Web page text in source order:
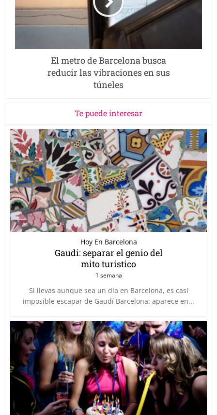
El metro de Barcelona busca
reducir las vibraciones en sus
túneles
Te puede interesar
Hoy En Barcelona
Gaudi: separar el genio del
mito turistico
1 semana
Si llevas aunque sea un día en Barcelona, es casi
imposible escapar de Gaudí Barcelona: aparece en...